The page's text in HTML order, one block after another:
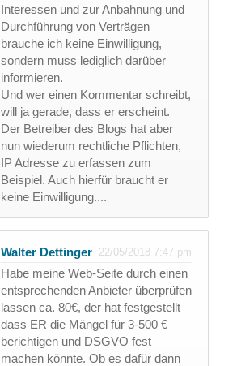
Interessen und zur Anbahnung und
Durchführung von Verträgen
brauche ich keine Einwilligung,
sondern muss lediglich darüber
informieren.
Und wer einen Kommentar schreibt,
will ja gerade, dass er erscheint.
Der Betreiber des Blogs hat aber
nun wiederum rechtliche Pflichten,
IP Adresse zu erfassen zum
Beispiel. Auch hierfür braucht er
keine Einwilligung....
Walter Dettinger 22/05/2018 7:47 pm
Habe meine Web-Seite durch einen
entsprechenden Anbieter überprüfen
lassen ca. 80€, der hat festgestellt
dass ER die Mängel für 3-500 €
berichtigen und DSGVO fest
machen könnte. Ob es dafür dann